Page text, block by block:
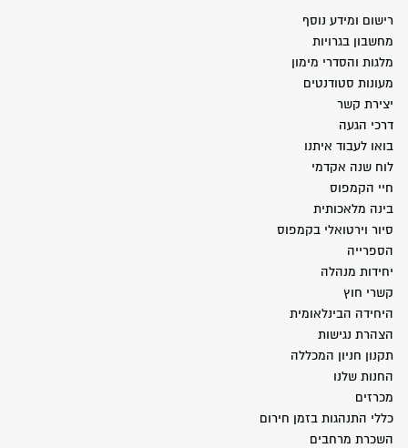
רישום ומידע נוסף
מחשבון בגרויות
מלגות והסדרי מימון
מעונות סטודנטים
יצירת קשר
דרכי הגעה
בואו לעבוד איתנו
לוח שנה אקדמי
חיי הקמפוס
בינה מלאכותית
סיור וירטואלי בקמפוס
הספרייה
יחידות מנהלה
קשרי חוץ
היחידה הבינלאומית
הצהרת נגישות
תקנון חניון המכללה
החנות שלנו
מכרזים
כללי התנהגות בזמן חירום
השכרת מרחבים